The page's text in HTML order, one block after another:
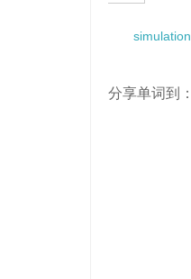
simulation
分享单词到：